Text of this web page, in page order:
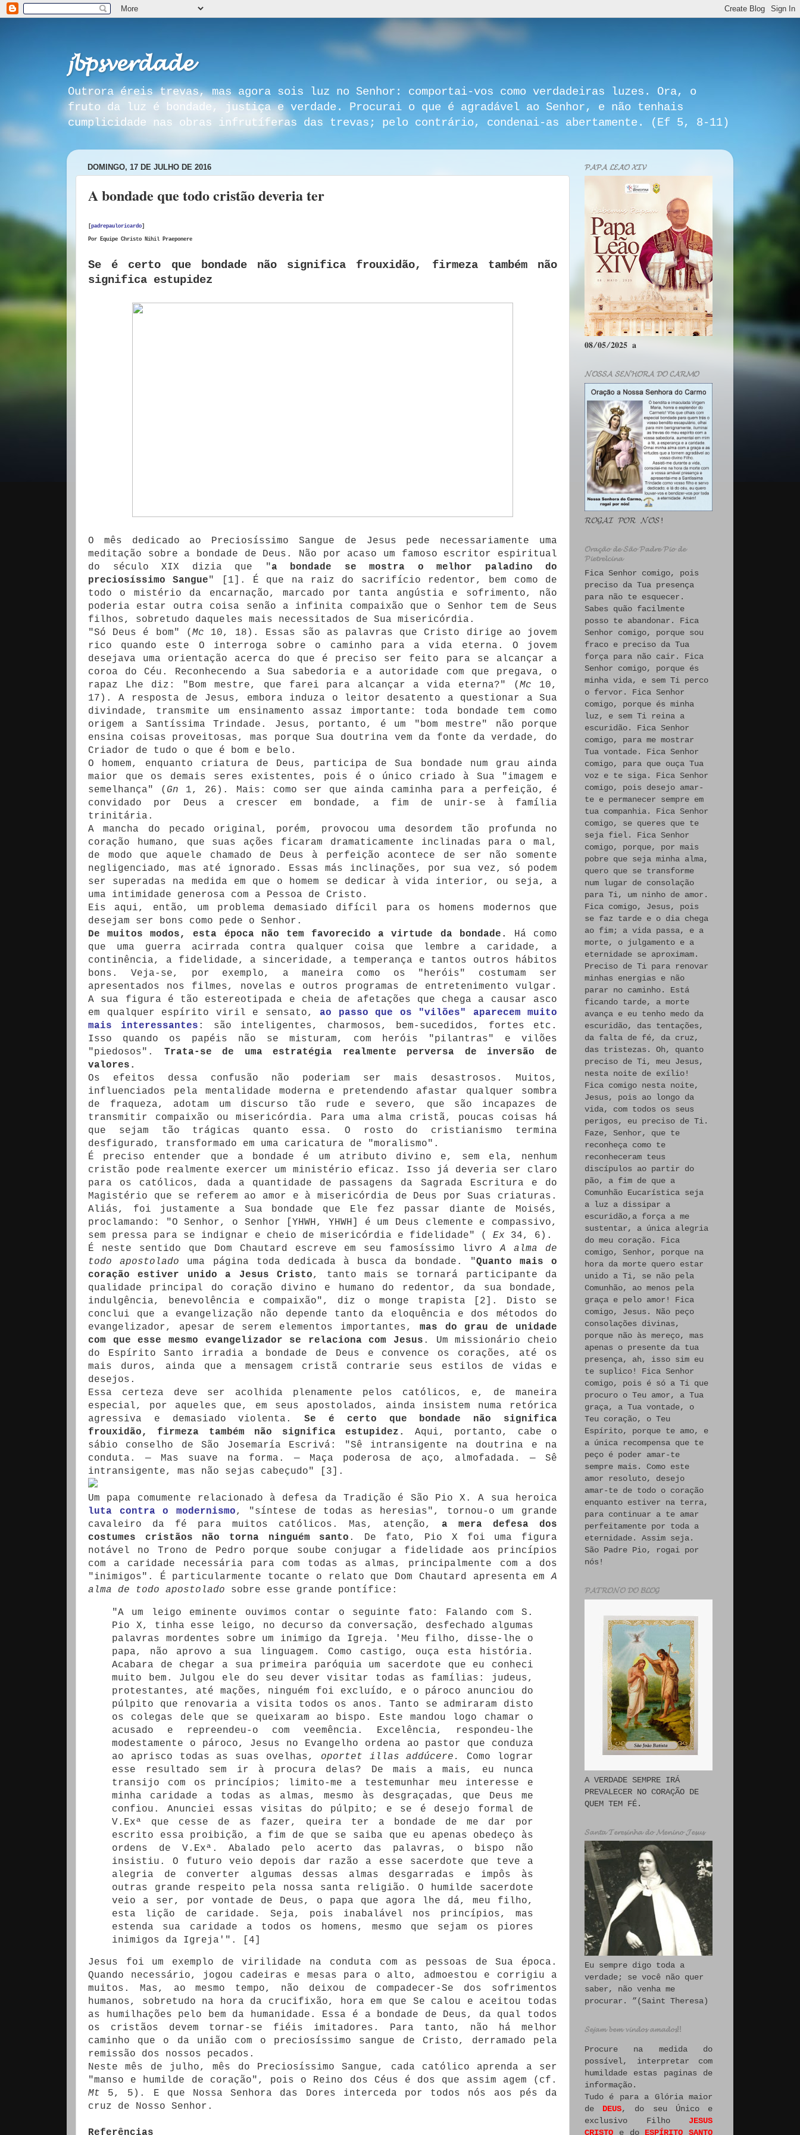
𝓳𝓫𝓹𝓼𝓿𝓮𝓻𝓭𝓪𝓭𝓮
Outrora éreis trevas, mas agora sois luz no Senhor: comportai-vos como verdadeiras luzes. Ora, o
fruto da luz é bondade, justiça e verdade. Procurai o que é agradável ao Senhor, e não tenhais
cumplicidade nas obras infrutíferas das trevas; pelo contrário, condenai-as abertamente. (Ef 5, 8-11)
DOMINGO, 17 DE JULHO DE 2016
A bondade que todo cristão deveria ter
padrepauloricardo
Por Equipe Christo Nihil Praeponere
Se é certo que bondade não significa frouxidão, firmeza também não
significa estupidez
O mês dedicado ao Preciosíssimo Sangue de Jesus pede necessariamente uma
meditação sobre a bondade de Deus. Não por acaso um famoso escritor espiritual
do século XIX dizia que "a bondade se mostra o melhor paladino do
preciosíssimo Sangue" [1]. É que na raiz do sacrifício redentor, bem como de
todo o mistério da encarnação, marcado por tanta angústia e sofrimento, não
poderia estar outra coisa senão a infinita compaixão que o Senhor tem de Seus
filhos, sobretudo daqueles mais necessitados de Sua misericórdia.
"Só Deus é bom" ( Mc 10, 18). Essas são as palavras que Cristo dirige ao jovem
rico quando este O interroga sobre o caminho para a vida eterna. O jovem
desejava uma orientação acerca do que é preciso ser feito para se alcançar a
coroa do Céu. Reconhecendo a Sua sabedoria e a autoridade com que pregava, o
rapaz Lhe diz: "Bom mestre, que farei para alcançar a vida eterna?" (Mc 10,
17). A resposta de Jesus, embora induza o leitor desatento a questionar a Sua
divindade, transmite um ensinamento assaz importante: toda bondade tem como
origem a Santíssima Trindade. Jesus, portanto, é um "bom mestre" não porque
ensina coisas proveitosas, mas porque Sua doutrina vem da fonte da verdade, do
Criador de tudo o que é bom e belo.
O homem, enquanto criatura de Deus, participa de Sua bondade num grau ainda
maior que os demais seres existentes, pois é o único criado à Sua "imagem e
semelhança" ( Gn 1, 26). Mais: como ser que ainda caminha para a perfeição, é
convidado por Deus a crescer em bondade, a fim de unir-se à família
trinitária.
A mancha do pecado original, porém, provocou uma desordem tão profunda no
coração humano, que suas ações ficaram dramaticamente inclinadas para o mal,
de modo que aquele chamado de Deus à perfeição acontece de ser não somente
negligenciado, mas até ignorado. Essas más inclinações, por sua vez, só podem
ser superadas na medida em que o homem se dedicar à vida interior, ou seja, a
uma intimidade generosa com a Pessoa de Cristo.
Eis aqui, então, um problema demasiado difícil para os homens modernos que
desejam ser bons como pede o Senhor.
De muitos modos, esta época não tem favorecido a virtude da bondade.
Há como
que uma guerra acirrada contra qualquer coisa que lembre a caridade, a
continência, a fidelidade, a sinceridade, a temperança e tantos outros hábitos
bons. Veja-se, por exemplo, a maneira como os "heróis" costumam ser
apresentados nos filmes, novelas e outros programas de entretenimento vulgar.
A sua figura é tão estereotipada e cheia de afetações que chega a causar asco
em qualquer espírito viril e sensato, ao passo que os "vilões" aparecem muito
mais interessantes : são inteligentes, charmosos, bem-sucedidos, fortes etc.
Isso quando os papéis não se misturam, com heróis "pilantras" e vilões
"piedosos". Trata-se de uma estratégia realmente perversa de inversão de
valores.
Os efeitos dessa confusão não poderiam ser mais desastrosos. Muitos,
influenciados pela mentalidade moderna e pretendendo afastar qualquer sombra
de fraqueza, adotam um discurso tão rude e severo, que são incapazes de
transmitir compaixão ou misericórdia. Para uma alma cristã, poucas coisas há
que sejam tão trágicas quanto essa. O rosto do cristianismo termina
desfigurado, transformado em uma caricatura de "moralismo".
É preciso entender que a bondade é um atributo divino e, sem ela, nenhum
cristão pode realmente exercer um ministério eficaz. Isso já deveria ser claro
para os católicos, dada a quantidade de passagens da Sagrada Escritura e do
Magistério que se referem ao amor e à misericórdia de Deus por Suas criaturas.
Aliás, foi justamente a Sua bondade que Ele fez passar diante de Moisés,
proclamando: "O Senhor, o Senhor [YHWH, YHWH] é um Deus clemente e compassivo,
sem pressa para se indignar e cheio de misericórdia e fidelidade" ( Ex 34, 6).
É neste sentido que Dom Chautard escreve em seu famosíssimo livroA alma de
todo apostolado uma página toda dedicada à busca da bondade. "Quanto mais o
coração estiver unido a Jesus Cristo, tanto mais se tornará participante da
qualidade principal do coração divino e humano do redentor, da sua bondade,
indulgência, benevolência e compaixão", diz o monge trapista [2]. Disto se
conclui que a evangelização não depende tanto da eloquência e dos métodos do
evangelizador, apesar de serem elementos importantes,
mas do grau de unidade
com que esse mesmo evangelizador se relaciona com Jesus . Um missionário cheio
do Espírito Santo irradia a bondade de Deus e convence os corações, até os
mais duros, ainda que a mensagem cristã contrarie seus estilos de vidas e
desejos.
Essa certeza deve ser acolhida plenamente pelos católicos, e, de maneira
especial, por aqueles que, em seus apostolados, ainda insistem numa retórica
agressiva e demasiado violenta.Se é certo que bondade não significa
frouxidão, firmeza também não significa estupidez.
Aqui, portanto, cabe o
sábio conselho de São Josemaría Escrivá: "Sê intransigente na doutrina e na
conduta. — Mas suave na forma. — Maça poderosa de aço, almofadada. — Sê
intransigente, mas não sejas cabeçudo" [3].
Um papa comumente relacionado à defesa da Tradição é São Pio X. A sua heroica
luta contra o modernismo, "síntese de todas as heresias", tornou-o um grande
cavaleiro da fé para muitos católicos. Mas, atenção, a mera defesa dos
costumes cristãos não torna ninguém santo . De fato, Pio X foi uma figura
notável no Trono de Pedro porque soube conjugar a fidelidade aos princípios
com a caridade necessária para com todas as almas, principalmente com a dos
"inimigos". É particularmente tocante o relato que Dom Chautard apresenta emA
alma de todo apostolado sobre esse grande pontífice:
"A um leigo eminente ouvimos contar o seguinte fato: Falando com S.
Pio X, tinha esse leigo, no decurso da conversação, desfechado algumas
palavras mordentes sobre um inimigo da Igreja. 'Meu filho, disse-lhe o
papa, não aprovo a sua linguagem. Como castigo, ouça esta história.
Acabara de chegar a sua primeira paróquia um sacerdote que eu conheci
muito bem. Julgou ele do seu dever visitar todas as famílias: judeus,
protestantes, até mações, ninguém foi excluído, e o pároco anunciou do
púlpito que renovaria a visita todos os anos. Tanto se admiraram disto
os colegas dele que se queixaram ao bispo. Este mandou logo chamar o
acusado e repreendeu-o com veemência. Excelência, respondeu-lhe
modestamente o pároco, Jesus no Evangelho ordena ao pastor que conduza
ao aprisco todas as suas ovelhas, oportet illas addúcere. Como lograr
esse resultado sem ir à procura delas? De mais a mais, eu nunca
transijo com os princípios; limito-me a testemunhar meu interesse e
minha caridade a todas as almas, mesmo às desgraçadas, que Deus me
confiou. Anunciei essas visitas do púlpito; e se é desejo formal de
V.Exª que cesse de as fazer, queira ter a bondade de me dar por
escrito essa proibição, a fim de que se saiba que eu apenas obedeço às
ordens de V.Exª. Abalado pelo acerto das palavras, o bispo não
insistiu. O futuro veio depois dar razão a esse sacerdote que teve a
alegria de converter algumas dessas almas desgarradas e impôs às
outras grande respeito pela nossa santa religião. O humilde sacerdote
veio a ser, por vontade de Deus, o papa que agora lhe dá, meu filho,
esta lição de caridade. Seja, pois inabalável nos princípios, mas
estenda sua caridade a todos os homens, mesmo que sejam os piores
inimigos da Igreja'". [4]
Jesus foi um exemplo de virilidade na conduta com as pessoas de Sua época.
Quando necessário, jogou cadeiras e mesas para o alto, admoestou e corrigiu a
muitos. Mas, ao mesmo tempo, não deixou de compadecer-Se dos sofrimentos
humanos, sobretudo na hora da crucifixão, hora em que Se calou e aceitou todas
as humilhações pelo bem da humanidade. Essa é a bondade de Deus, da qual todos
os cristãos devem tornar-se fiéis imitadores. Para tanto, não há melhor
caminho que o da união com o preciosíssimo sangue de Cristo, derramado pela
remissão dos nossos pecados.
Neste mês de julho, mês do Preciosíssimo Sangue, cada católico aprenda a ser
"manso e humilde de coração", pois o Reino dos Céus é dos que assim agem (cf.
Mt 5, 5). E que Nossa Senhora das Dores interceda por todos nós aos pés da
cruz de Nosso Senhor.
𝓟𝓐𝓟𝓐 𝓛𝓔𝓐̃𝓞 𝓧𝓘𝓥
𝟎𝟖/𝟎𝟓/𝟐𝟎𝟐𝟓 𝐚
𝓝𝓞𝓢𝓢𝓐 𝓢𝓔𝓝𝓗𝓞𝓡𝓐 𝓓𝓞 𝓒𝓐𝓡𝓜𝓞
𝓡𝓞𝓖𝓐𝓘 𝓟𝓞𝓡 𝓝𝓞́𝓢!
𝓞𝓻𝓪𝓬̧𝓪̃𝓸 𝓭𝓮 𝓢𝓪̃𝓸 𝓟𝓪𝓭𝓻𝓮 𝓟𝓲𝓸 𝓭𝓮
𝓟𝓲𝓮𝓽𝓻𝓮𝓵𝓬𝓲𝓷𝓪
Fica Senhor comigo, pois
preciso da Tua presença
para não te esquecer.
Sabes quão facilmente
posso te abandonar. Fica
Senhor comigo, porque sou
fraco e preciso da Tua
força para não cair. Fica
Senhor comigo, porque és
minha vida, e sem Ti perco
o fervor. Fica Senhor
comigo, porque és minha
luz, e sem Ti reina a
escuridão. Fica Senhor
comigo, para me mostrar
Tua vontade. Fica Senhor
comigo, para que ouça Tua
voz e te siga. Fica Senhor
comigo, pois desejo amar-
te e permanecer sempre em
tua companhia. Fica Senhor
comigo, se queres que te
seja fiel. Fica Senhor
comigo, porque, por mais
pobre que seja minha alma,
quero que se transforme
num lugar de consolação
para Ti, um ninho de amor.
Fica comigo, Jesus, pois
se faz tarde e o dia chega
ao fim; a vida passa, e a
morte, o julgamento e a
eternidade se aproximam.
Preciso de Ti para renovar
minhas energias e não
parar no caminho. Está
ficando tarde, a morte
avança e eu tenho medo da
escuridão, das tentações,
da falta de fé, da cruz,
das tristezas. Oh, quanto
preciso de Ti, meu Jesus,
nesta noite de exílio!
Fica comigo nesta noite,
Jesus, pois ao longo da
vida, com todos os seus
perigos, eu preciso de Ti.
Faze, Senhor, que te
reconheça como te
reconheceram teus
discípulos ao partir do
pão, a fim de que a
Comunhão Eucarística seja
a luz a dissipar a
escuridão,a força a me
sustentar, a única alegria
do meu coração. Fica
comigo, Senhor, porque na
hora da morte quero estar
unido a Ti, se não pela
Comunhão, ao menos pela
graça e pelo amor! Fica
comigo, Jesus. Não peço
consolações divinas,
porque não às mereço, mas
apenas o presente da tua
presença, ah, isso sim eu
te suplico! Fica Senhor
comigo, pois é só a Ti que
procuro o Teu amor, a Tua
graça, a Tua vontade, o
Teu coração, o Teu
Espírito, porque te amo, e
a única recompensa que te
peço é poder amar-te
sempre mais. Como este
amor resoluto, desejo
amar-te de todo o coração
enquanto estiver na terra,
para continuar a te amar
perfeitamente por toda a
eternidade. Assim seja.
São Padre Pio, rogai por
nós!
𝓟𝓐𝓣𝓡𝓞𝓝𝓞 𝓓𝓞 𝓑𝓛𝓞𝓖
A VERDADE SEMPRE IRÁ
PREVALECER NO CORAÇÃO DE
QUEM TEM FÉ.
𝓢𝓪𝓷𝓽𝓪 𝓣𝓮𝓻𝓮𝓼𝓲𝓷𝓱𝓪 𝓭𝓸 𝓜𝓮𝓷𝓲𝓷𝓸 𝓙𝓮𝓼𝓾𝓼
Eu sempre digo toda a
verdade; se você não quer
saber, não venha me
procurar. ”(Saint Theresa)
𝓢𝓮𝓳𝓪𝓶 𝓫𝓮𝓶 𝓿𝓲𝓷𝓭𝓸𝓼 𝓪𝓶𝓪𝓭𝓸𝓼!!
Procure na medida do
possível, interpretar com
humildade estas paginas de
informação.
Tudo é para a Glória maior
de DEUS, do seu Único e
exclusivo Filho JESUS
CRISTO e do ESPÍRITO SANTO